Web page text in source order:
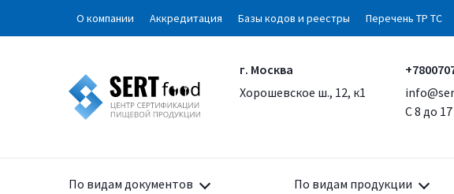
О компании Аккредитация Базы кодов и реестры Перечень ТР ТС
г. Москва
Хорошевское ш., 12, к1
С 8 до
По видам документов По видам продукции